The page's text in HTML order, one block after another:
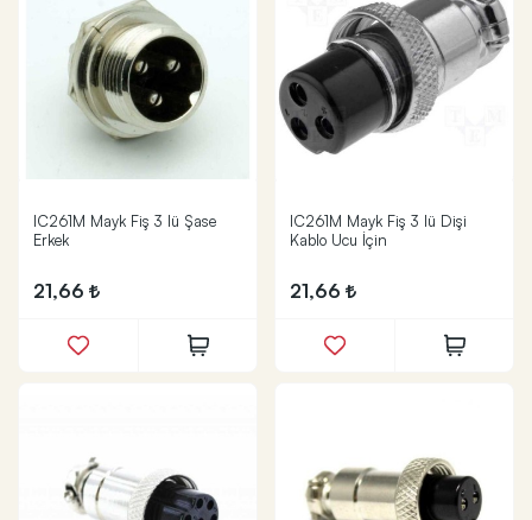
IC261M Mayk Fiş 3 lü Şase
Erkek
21,66
IC261M Mayk Fiş 3 lü Dişi
Kablo Ucu İçin
21,66